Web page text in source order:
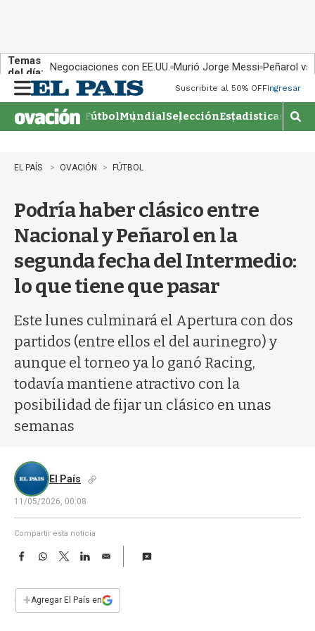
Temas
del día: Negociaciones con EE.UU. Murió Jorge Messi Peñarol
n
u
Suscribite al 50% OFFIngresar
FútbolMundialSelecciónEstadisticas
M
o
q
EL PAÍS OVACIÓN FÚTBOL
Podría haber clásico entre
Nacional y Peñarol en la
segunda fecha del Intermedio:
lo que tiene que pasar
Este lunes culminará el Apertura con dos
partidos (entre ellos el del aurinegro) y
aunque el torneo ya lo ganó Racing,
todavía mantiene atractivo con la
posibilidad de fijar un clásico en unas
semanas
El País
11/05/2026, 00:08
Compartir esta noticia
F
e
b
W
s
T
w
t
L
E
i
l
+Agregar El País en